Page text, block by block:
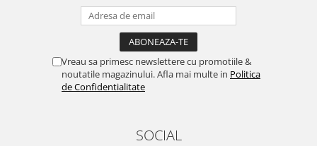
Vreau sa primesc newslettere cu promotiile &
noutatile magazinului. Afla mai multe in Politica
de Confidentialitate
SOCIAL